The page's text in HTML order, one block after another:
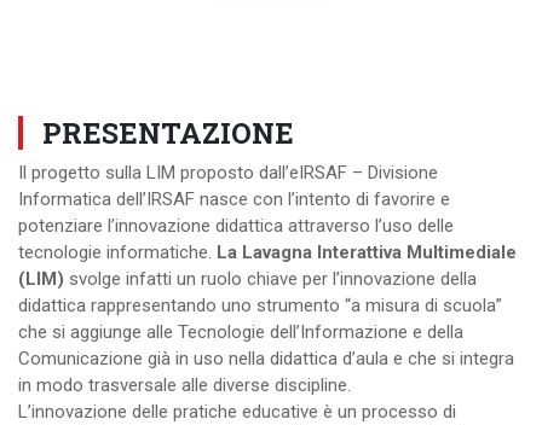
PRESENTAZIONE
Il progetto sulla LIM proposto dall’eIRSAF – Divisione
Informatica dell’IRSAF nasce con l’intento di favorire e
potenziare l’innovazione didattica attraverso l’uso delle
tecnologie informatiche. La Lavagna Interattiva Multimediale
(LIM) svolge infatti un ruolo chiave per l’innovazione della
didattica rappresentando uno strumento “a misura di scuola”
che si aggiunge alle Tecnologie dell’Informazione e della
Comunicazione già in uso nella didattica d’aula e che si integra
in modo trasversale alle diverse discipline.
L’innovazione delle pratiche educative è un processo di